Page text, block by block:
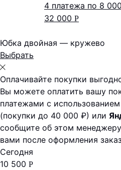
4 платежа по 8 000
32 000 Р
Юбка двойная — кружево
Выбрать
Оплачивайте покупки
Вы можете оплатить вашу
платежами с
(покупки до 40 000 ₽) или
сообщите об этом
вами после оформления
Сегодня
10 500 Р